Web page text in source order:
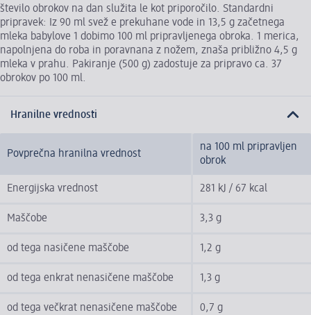
število obrokov na dan služita le kot priporočilo. Standardni
pripravek: Iz 90 ml svež e prekuhane vode in 13,5 g začetnega
mleka babylove 1 dobimo 100 ml pripravljenega obroka. 1 merica,
napolnjena do roba in poravnana z nožem, znaša približno 4,5 g
mleka v prahu. Pakiranje (500 g) zadostuje za pripravo ca. 37
obrokov po 100 ml.
Hranilne vrednosti
Povprečna hranilna vrednost
na 100 ml pripravljen
obrok
Energijska vrednost 281 kJ / 67 kcal
Maščobe 3,3 g
od tega nasičene maščobe 1,2 g
od tega enkrat nenasičene maščobe 1,3 g
od tega večkrat nenasičene maščobe 0,7 g